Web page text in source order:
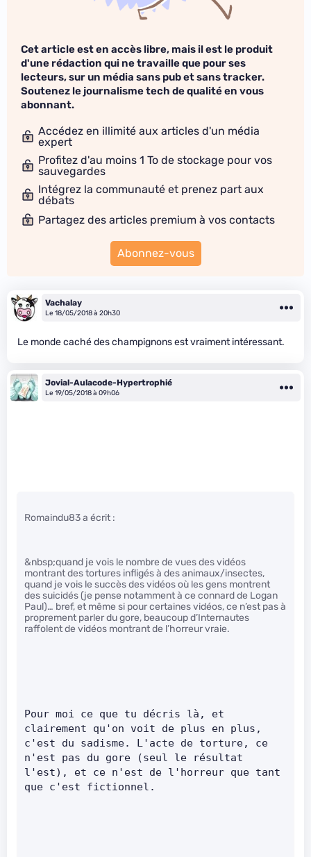
Cet article est en accès libre, mais il est le produit
d'une rédaction qui ne travaille que pour ses
lecteurs, sur un média sans pub et sans tracker.
Soutenez le journalisme tech de qualité en vous
abonnant.
Accédez en illimité aux articles d'un média
expert
Profitez d'au moins 1 To de stockage pour vos
sauvegardes
Intégrez la communauté et prenez part aux
débats
Partagez des articles premium à vos contacts
Abonnez-vous
Vachalay
Le 18/05/2018 à 20h30
Le monde caché des champignons est vraiment intéressant.
Jovial-Aulacode-Hypertrophié
Le 19/05/2018 à 09h06
Romaindu83 a écrit :
&nbsp;quand je vois le nombre de vues des vidéos
montrant des tortures infligés à des animaux/insectes,
quand je vois le succès des vidéos où les gens montrent
des suicidés (je pense notamment à ce connard de Logan
Paul)… bref, et même si pour certaines vidéos, ce n’est pas à
proprement parler du gore, beaucoup d’Internautes
raffolent de vidéos montrant de l’horreur vraie.
Pour moi ce que tu décris là, et
clairement qu'on voit de plus en plus,
c'est du sadisme. L'acte de torture, ce
n'est pas du gore (seul le résultat
l'est), et ce n'est de l'horreur que tant
que c'est fictionnel.